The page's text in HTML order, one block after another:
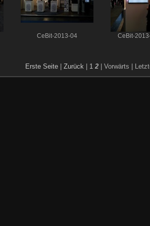
CeBit-2013-04 CeBit-
Erste Seite| Zurück | 1 2 | Vorwärts |